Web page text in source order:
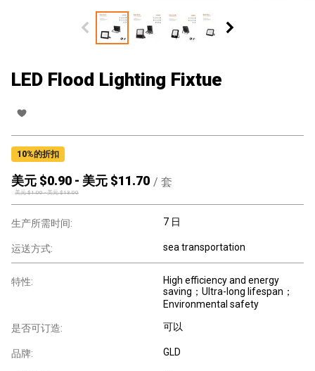
LED Flood Lighting Fixtue
10%的折扣
美元 $0.90 - 美元 $11.70 / 套
美元 $1.00-美元 $13.00
生产所需时间: 7 日
运送方式: sea transportation
特性:
High efficiency and energy
saving；Ultra-long lifespan；
Environmental safety
是否可订造: 可以
品牌: GLD